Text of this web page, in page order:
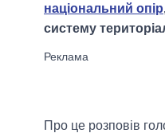
національний опір
систему
Про це розповів